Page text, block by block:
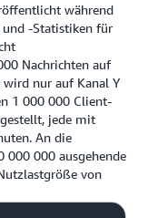
während
und -Statistiken für
Nachrichten auf
wird nur auf Kanal Y
1 000 000 Client-
jede mit
An die
000 000 ausgehende
von